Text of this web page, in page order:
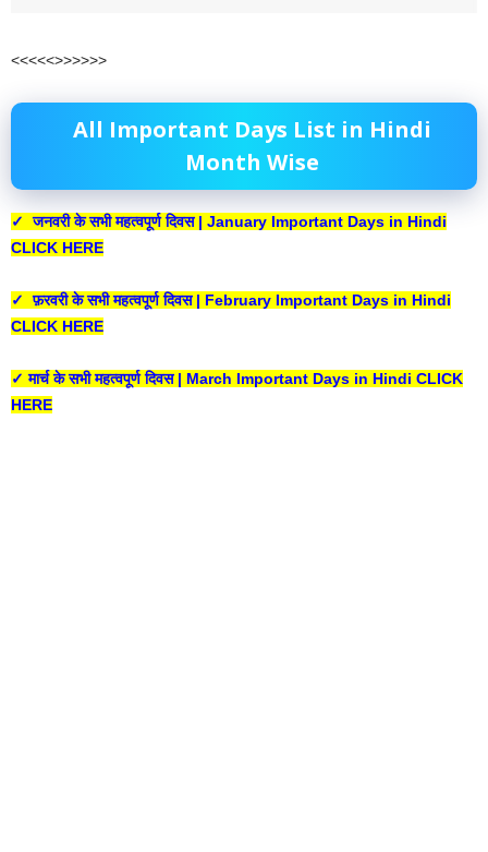
<<<<<>>>>>>
All Important Days List in Hindi
Month Wise
✓ जनवरी के सभी महत्वपूर्ण दिवस | January Important Days in Hindi
CLICK HERE
✓ फ़रवरी के सभी महत्वपूर्ण दिवस | February Important Days in Hindi
CLICK HERE
✓ मार्च के सभी महत्वपूर्ण दिवस | March Important Days in Hindi CLICK
HERE